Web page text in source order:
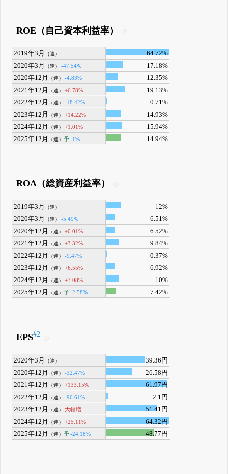
ROE（自己資本利益率）
2019年3月 （連）
64.72%
2020年3月
（連） -47.54%
17.18%
2020年12月
（連） -4.83%
12.35%
2021年12月
（連） +6.78%
19.13%
2022年12月
（連） -18.42%
0.71%
2023年12月
（連） +14.22%
14.93%
2024年12月
（連） +1.01%
15.94%
2025年12月
（連）予-1% 14.94%
ROA（総資産利益率）
2019年3月 （連）
12%
2020年3月
（連） -5.49%
6.51%
2020年12月
（連） +0.01%
6.52%
2021年12月
（連） +3.32%
9.84%
2022年12月
（連） -9.47%
0.37%
2023年12月
（連） +6.55%
6.92%
2024年12月
（連） +3.08%
10%
2025年12月
（連）予-2.58% 7.42%
EPS#2
2020年3月 （連）
39.36円
2020年12月
（連） -32.47%
26.58円
2021年12月
（連） +133.15%
61.97円
2022年12月
（連） -96.61%
2.1円
2023年12月
（連） 大幅増
51.41円
2024年12月
（連） +25.11%
64.32円
2025年12月
（連）予-24.18% 48.77円